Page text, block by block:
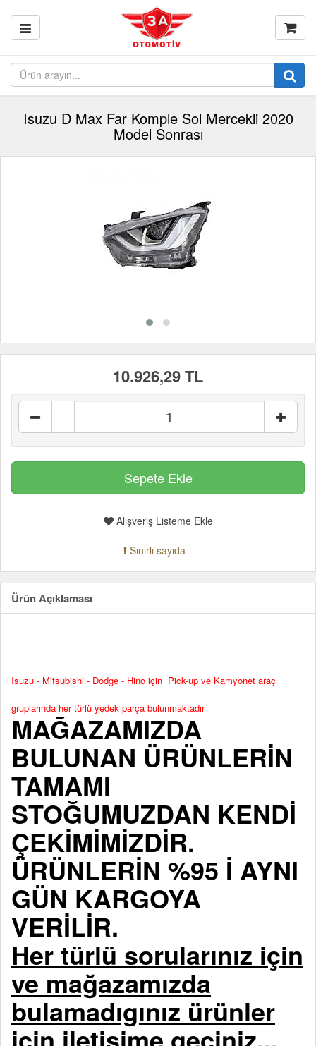
Isuzu D Max Far Komple Sol Mercekli 2020
Model Sonrası
10.926,29 TL
Alışveriş Listeme Ekle
Sınırlı sayıda
Ürün Açıklaması
Isuzu - Mitsubishi - Dodge - Hino için Pick-up ve Kamyonet araç
gruplarında her türlü yedek parça bulunmaktadır
MAĞAZAMIZDA
BULUNAN ÜRÜNLERİN
TAMAMI
STOĞUMUZDAN KENDİ
ÇEKİMİMİZDİR.
ÜRÜNLERİN %95 İ AYNI
GÜN KARGOYA
VERİLİR.
Her türlü sorularınız için
ve mağazamızda
bulamadıgınız ürünler